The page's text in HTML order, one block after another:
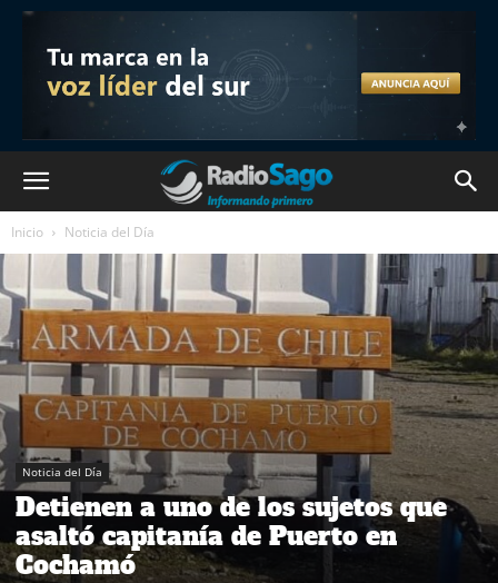
Inicio Noticia del Día
Noticia del Día
Detienen a uno de los sujetos que
asaltó capitanía de Puerto en
Cochamó